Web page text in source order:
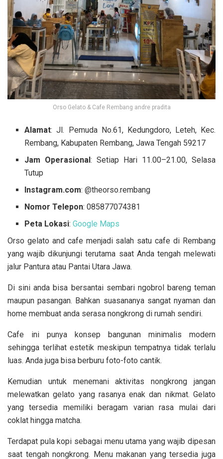
Orso Gelato & Cafe Rembang andre pradita
Alamat: Jl. Pemuda No.61, Kedungdoro, Leteh, Kec.
Rembang, Kabupaten Rembang, Jawa Tengah 59217
Jam Operasional: Setiap Hari 11.00–21.00, Selasa
Tutup
Instagram.com: @theorso.rembang
Nomor Telepon: 085877074381
Peta Lokasi:Google Maps
Orso gelato and cafe menjadi salah satu cafe di Rembang
yang wajib dikunjungi terutama saat Anda tengah melewati
jalur Pantura atau Pantai Utara Jawa.
Di sini anda bisa bersantai sembari ngobrol bareng teman
maupun pasangan. Bahkan suasananya sangat nyaman dan
home membuat anda serasa nongkrong di rumah sendiri.
Cafe ini punya konsep bangunan minimalis modern
sehingga terlihat estetik meskipun tempatnya tidak terlalu
luas. Anda juga bisa berburu foto-foto cantik.
Kemudian untuk menemani aktivitas nongkrong jangan
melewatkan gelato yang rasanya enak dan nikmat. Gelato
yang tersedia memiliki beragam varian rasa mulai dari
coklat hingga matcha.
Terdapat pula kopi sebagai menu utama yang wajib dipesan
saat tengah nongkrong. Menu makanan yang tersedia juga